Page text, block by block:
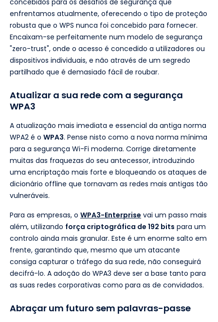
concebidos para os desafios de segurança que
enfrentamos atualmente, oferecendo o tipo de proteção
robusta que o WPS nunca foi concebido para fornecer.
Encaixam-se perfeitamente num modelo de segurança
"zero-trust", onde o acesso é concedido a utilizadores ou
dispositivos individuais, e não através de um segredo
partilhado que é demasiado fácil de roubar.
Atualizar a sua rede com a segurança
WPA3
A atualização mais imediata e essencial da antiga norma
WPA2 é o WPA3. Pense nisto como a nova norma mínima
para a segurança Wi-Fi moderna. Corrige diretamente
muitas das fraquezas do seu antecessor, introduzindo
uma encriptação mais forte e bloqueando os ataques de
dicionário offline que tornavam as redes mais antigas tão
vulneráveis.
Para as empresas, o WPA3-Enterprise vai um passo mais
além, utilizando força criptográfica de 192 bits para um
controlo ainda mais granular. Este é um enorme salto em
frente, garantindo que, mesmo que um atacante
consiga capturar o tráfego da sua rede, não conseguirá
decifrá-lo. A adoção do WPA3 deve ser a base tanto para
as suas redes corporativas como para as de convidados.
Abraçar um futuro sem palavras-passe